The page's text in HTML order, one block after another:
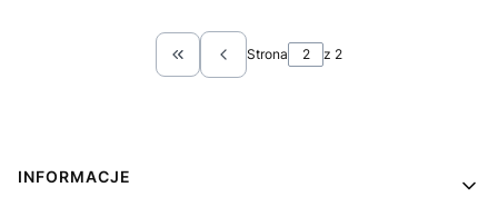
Wróć do pierwszej strony z produktami
Strona z 2
Linki w stopce
INFORMACJE